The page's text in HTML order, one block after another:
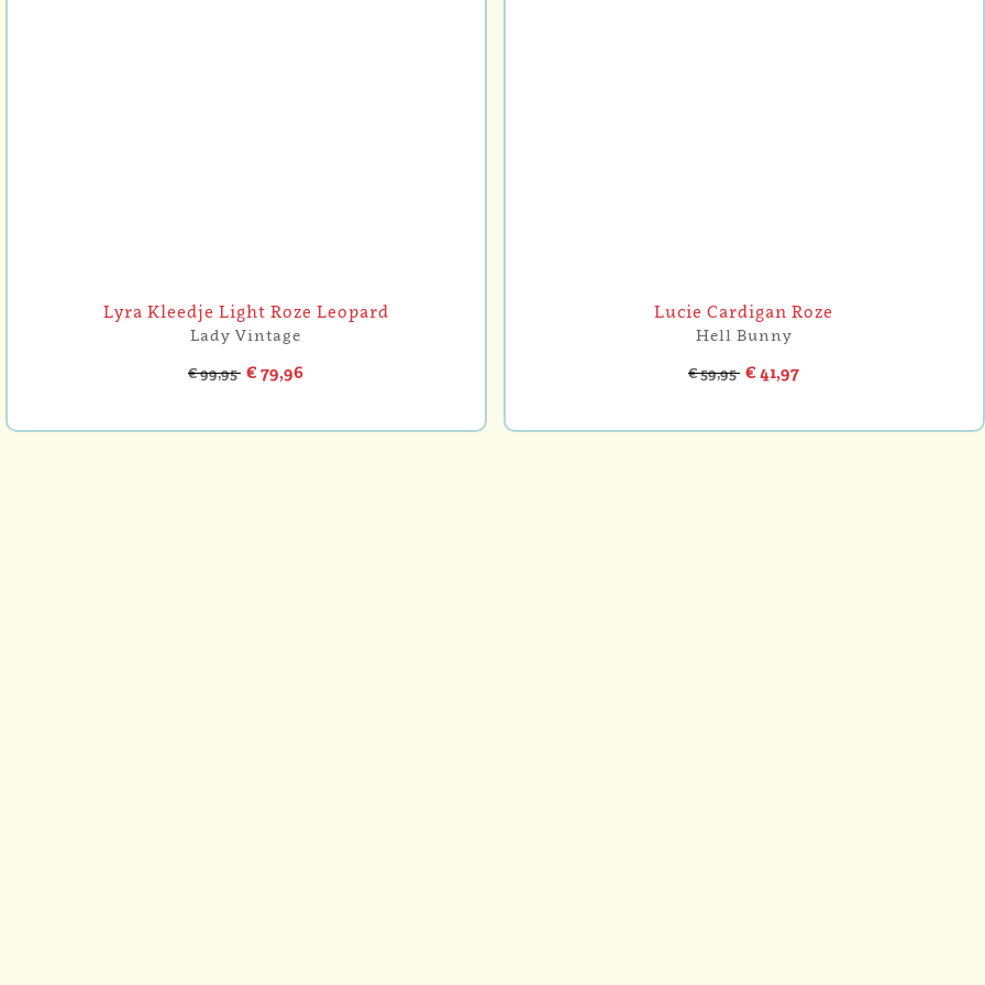
Lyra Kleedje Light Roze Leopard
Lady Vintage
€ 99,95 € 79,96
Lucie Cardigan Roze
Hell Bunny
€ 59,95 € 41,97